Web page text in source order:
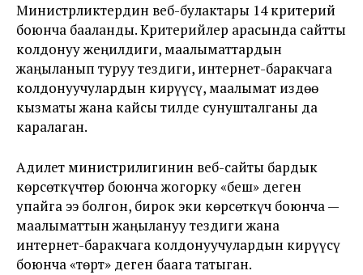
Министрликтердин веб-булактары 14 критерий
боюнча бааланды. Критерийлер арасында сайтты
колдонуу жеңилдиги, маалыматтардын
жаңыланып туруу тездиги, интернет-баракчага
колдонуучулардын кирүүсү, маалымат издөө
кызматы жана кайсы тилде сунушталганы да
каралаган.
Адилет министрилигинин веб-сайты бардык
көрсөткүчтөр боюнча жогорку «беш» деген
упайга ээ болгон, бирок эки көрсөткүч боюнча —
маалыматтын жаңылануу тездиги жана
интернет-баракчага колдонуучулардын кирүүсү
боюнча «төрт» деген баага татыган.